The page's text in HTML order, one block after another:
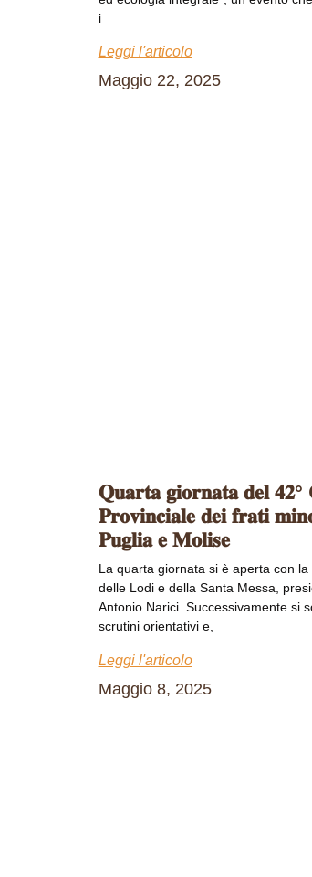
i
Leggi l'articolo
Maggio 22, 2025
𝐐𝐮𝐚𝐫𝐭𝐚 𝐠𝐢𝐨𝐫𝐧𝐚𝐭𝐚 𝐝𝐞𝐥 𝟒𝟐°
𝐏𝐫𝐨𝐯𝐢𝐧𝐜𝐢𝐚𝐥𝐞 𝐝𝐞𝐢 𝐟𝐫𝐚𝐭𝐢
𝐏𝐮𝐠𝐥𝐢𝐚 𝐞 𝐌𝐨𝐥𝐢𝐬𝐞
La quarta giornata si è aperta con la
delle Lodi e della Santa Messa,
Antonio Narici. Successivamente si
scrutini orientativi e,
Leggi l'articolo
Maggio 8, 2025